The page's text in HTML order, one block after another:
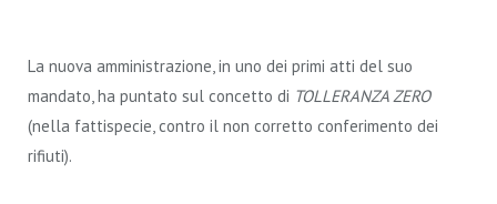
La nuova amministrazione, in uno dei primi atti del suo
mandato, ha puntato sul concetto di TOLLERANZA ZERO
(nella fattispecie, contro il non corretto conferimento dei
rifiuti).